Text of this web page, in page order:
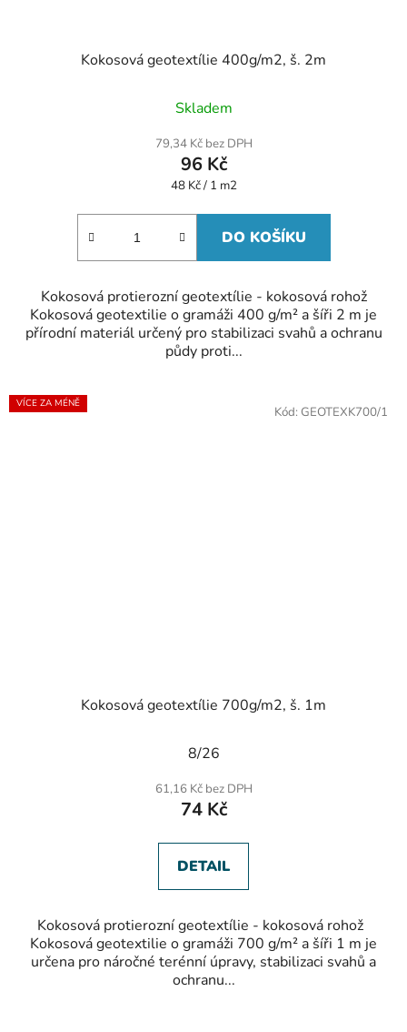
Kokosová geotextílie 400g/m2, š. 2m
hodnocení
je
5,0
z
hvězdiček.
Skladem
79,34 Kč bez DPH
96 Kč
Měrná
48 Kč / 1 m2
DO KOŠÍKU
Kokosová protierozní geotextílie - kokosová rohož
Kokosová geotextilie o gramáži 400 g/m² a šíři 2 m je
přírodní materiál určený pro stabilizaci svahů a ochranu
půdy proti...
VÍCE ZA MÉNĚ
Kokosová geotextílie 700g/m2, š. 1m
hodnocení
je
5,0
5
hvězdiček.
8/26
61,16 Kč bez DPH
74 Kč
DETAIL
Kokosová protierozní geotextílie - kokosová rohož
Kokosová geotextilie o gramáži 700 g/m² a šíři 1 m je
určena pro náročné terénní úpravy, stabilizaci svahů a
ochranu...
Kód: GEOTEXK700/1